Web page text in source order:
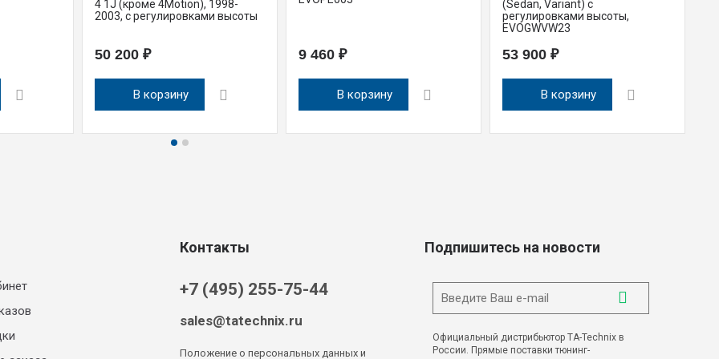
4 1J (кроме 4Motion), 1998-
2003, с регулировками высоты
50 200 ₽
В корзину
9 460 ₽
В корзину
(Sedan, Variant) с
регулировками высоты,
EVOGWVW23
53 900 ₽
В корзину
Контакты
+7 (495) 255-75-44
sales@tatechnix.ru
Положение о персональных данных и
Подпишитесь на новости
Официальный дистрибьютор TA-Technix в
России. Прямые поставки тюнинг-